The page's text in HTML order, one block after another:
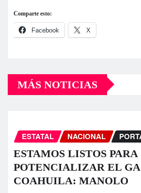
Comparte esto:
Facebook X
MÁS NOTICIAS
ESTATAL NACIONAL
ESTAMOS LISTOS PARA
POTENCIALIZAR EL
COAHUILA: MANOLO